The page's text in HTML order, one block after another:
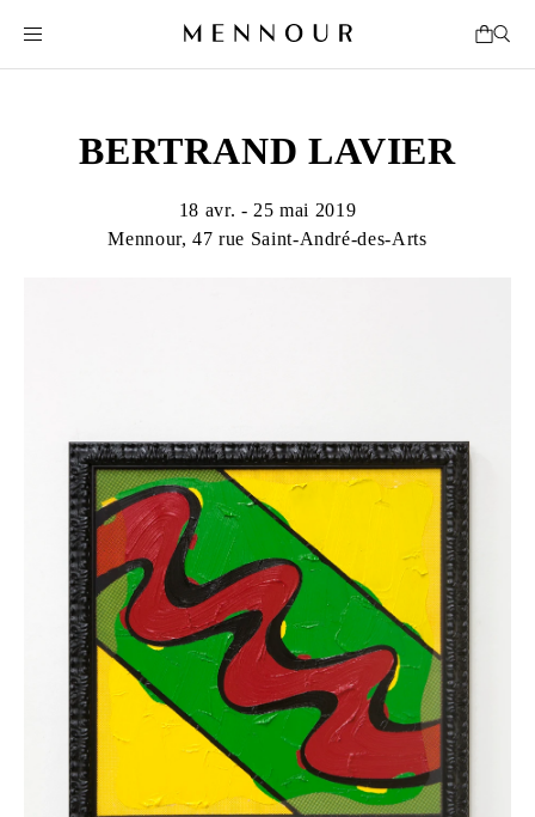
BERTRAND LAVIER
18 avr. - 25 mai 2019
Mennour, 47 rue Saint-André-des-Arts